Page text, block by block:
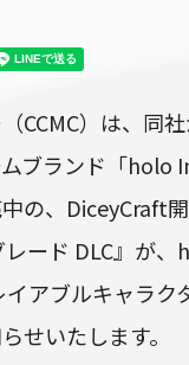
CCMC）は、同
ブランド「holo
の、DiceyCraft
ード DLC』が
イアブルキャラ
せいたします。